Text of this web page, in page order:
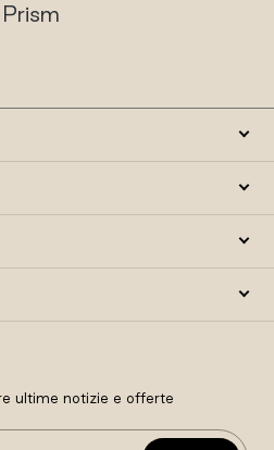
Prism
ultime notizie e offerte